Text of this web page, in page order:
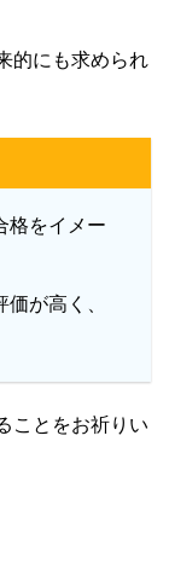
的にも求められ
格をイメー
が高く、
ことをお祈りい